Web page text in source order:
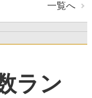
一覧へ
ラン